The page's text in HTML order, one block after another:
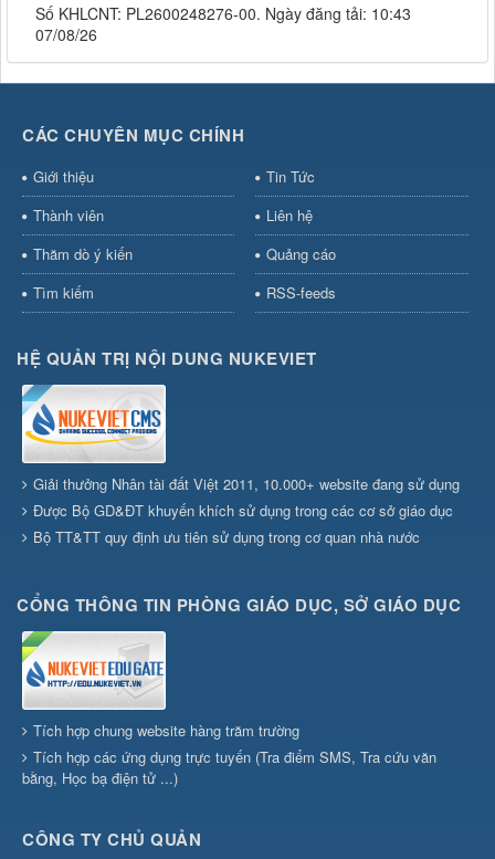
Số KHLCNT: PL2600248276-00. Ngày đăng tải: 10:43
07/08/26
CÁC CHUYÊN MỤC CHÍNH
Giới thiệu
Tin Tức
Thành viên
Liên hệ
Thăm dò ý kiến
Quảng cáo
Tìm kiếm
RSS-feeds
HỆ QUẢN TRỊ NỘI DUNG NUKEVIET
Giải thưởng Nhân tài đất Việt 2011, 10.000+ website đang sử dụng
Được Bộ GD&ĐT khuyến khích sử dụng trong các cơ sở giáo dục
Bộ TT&TT quy định ưu tiên sử dụng trong cơ quan nhà nước
CỔNG THÔNG TIN PHÒNG GIÁO DỤC, SỞ GIÁO DỤC
Tích hợp chung website hàng trăm trường
Tích hợp các ứng dụng trực tuyến (Tra điểm SMS, Tra cứu văn
bằng, Học bạ điện tử ...)
CÔNG TY CHỦ QUẢN